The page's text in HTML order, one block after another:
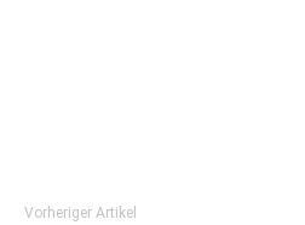
Vorheriger Artikel